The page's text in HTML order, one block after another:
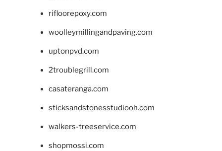
rifloorepoxy.com
woolleymillingandpaving.com
uptonpvd.com
2troublegrill.com
casateranga.com
sticksandstonesstudiooh.com
walkers-treeservice.com
shopmossi.com